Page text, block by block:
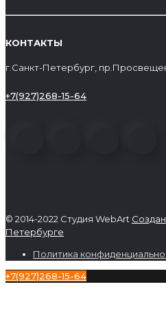
КОНТАКТЫ
г.Санкт-Петербург,
+7(927)268-15-64
© 2014-2022 Студия WebArt
Петербурге
Политика
+7(927)268-15-64